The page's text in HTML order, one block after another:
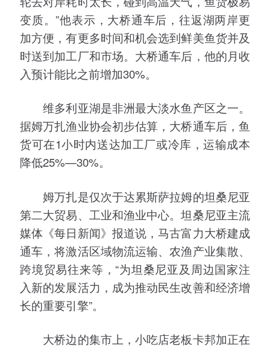
变质。”他表示，大桥通车后，往返湖两岸更
加方便，有更多时间和机会选到鲜美鱼货并及
时送到加工厂和市场。大桥通车后，他的月收
入预计能比之前增加30%。
维多利亚湖是非洲最大淡水鱼产区之一。
据姆万扎渔业协会初步估算，大桥通车后，鱼
货可在1小时内送达加工厂或冷库，运输成本
降低25%—30%。
姆万扎是仅次于达累斯萨拉姆的坦桑尼亚
第二大贸易、工业和渔业中心。坦桑尼亚主流
媒体《每日新闻》报道说，马古富力大桥建成
通车，将激活区域物流运输、农渔产业集散、
跨境贸易往来等，“为坦桑尼亚及周边国家注
入新的发展活力，成为推动民生改善和经济增
长的重要引擎”。
大桥边的集市上，小吃店老板卡邦加正在